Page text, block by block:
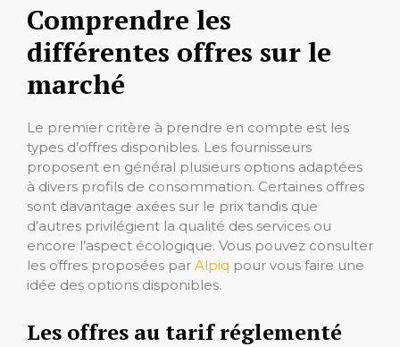
Comprendre les
différentes offres sur le
marché
Le premier critère à prendre en compte est les
types d’offres disponibles. Les fournisseurs
proposent en général plusieurs options adaptées
à divers profils de consommation. Certaines offres
sont davantage axées sur le prix tandis que
d’autres privilégient la qualité des services ou
encore l’aspect écologique. Vous pouvez consulter
les offres proposées par Alpiq pour vous faire une
idée des options disponibles.
Les offres au tarif réglementé